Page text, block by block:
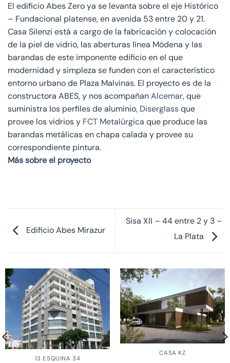
El edificio Abes Zero ya se levanta sobre el eje Histórico
– Fundacional platense, en avenida 53 entre 20 y 21.
Casa Silenzi está a cargo de la fabricación y colocación
de la piel de vidrio, las aberturas línea Módena y las
barandas de este imponente edificio en el que
modernidad y simpleza se funden con el característico
entorno urbano de Plaza Malvinas. El proyecto es de la
constructora ABES, y nos acompañanAlcemar, que
suministra los perfiles de aluminio, Diserglassque
provee los vidrios y FCT Metalúrgica que produce las
barandas metálicas en chapa calada y provee su
correspondiente pintura.
Más sobre el proyecto
Edificio Abes Mirazur
Sisa XII – 44 entre 2 y 3 –
La Plata
13 ESQUINA 34
CASA KZ